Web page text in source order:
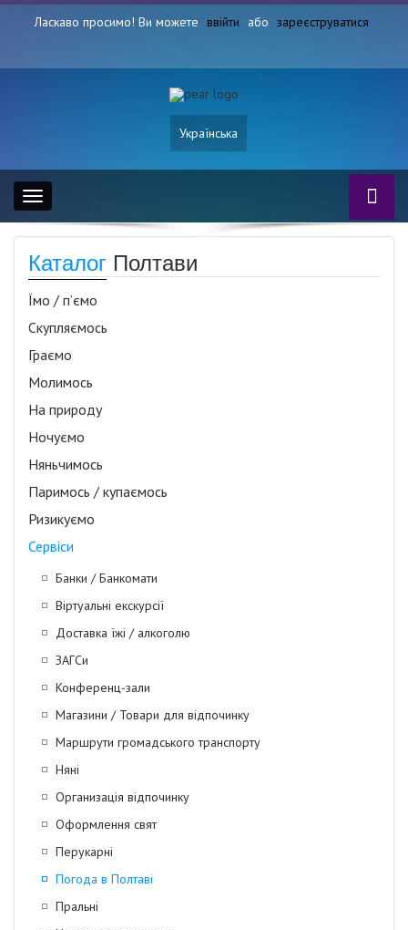
Ласкаво просимо! Ви можете ввійти або зареєструватися
Українська
Toggle
navigation
Каталог Полтави
Їмо / п’ємо
Скупляємось
Граємо
Молимось
На природу
Ночуємо
Няньчимось
Паримось / купаємось
Ризикуємо
Сервіси
Банки / Банкомати
Віртуальні екскурсії
Доставка їжі / алкоголю
ЗАГСи
Конференц-зали
Магазини / Товари для відпочинку
Маршрути громадського транспорту
Няні
Организація відпочинку
Оформлення свят
Перукарні
Погода в Полтаві
Пральні